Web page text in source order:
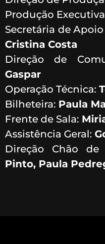
Produção
Secretária de
Cristina Costa
Direção de
Gaspar
Operação Técnica:
Bilheteira: Paula
Frente de Sala:
Assistência Geral:
Direção Chão de
Pinto, Paula